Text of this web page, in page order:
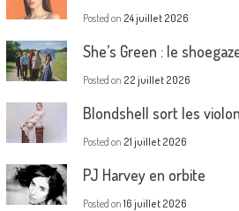
Posted on 24 juillet 2026
She’s Green : le
Posted on 22 juillet 2026
Blondshell sort les
Posted on 21 juillet 2026
PJ Harvey en orbite
Posted on 16 juillet 2026